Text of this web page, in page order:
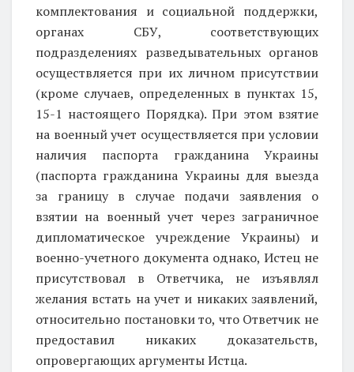
комплектования и социальной поддержки,
органах СБУ, соответствующих
подразделениях разведывательных органов
осуществляется при их личном присутствии
(кроме случаев, определенных в пунктах 15,
15-1 настоящего Порядка). При этом взятие
на военный учет осуществляется при условии
наличия паспорта гражданина Украины
(паспорта гражданина Украины для выезда
за границу в случае подачи заявления о
взятии на военный учет через заграничное
дипломатическое учреждение Украины) и
военно-учетного документа однако, Истец не
присутствовал в Ответчика, не изъявлял
желания встать на учет и никаких заявлений,
относительно постановки то, что Ответчик не
предоставил никаких доказательств,
опровергающих аргументы Истца.